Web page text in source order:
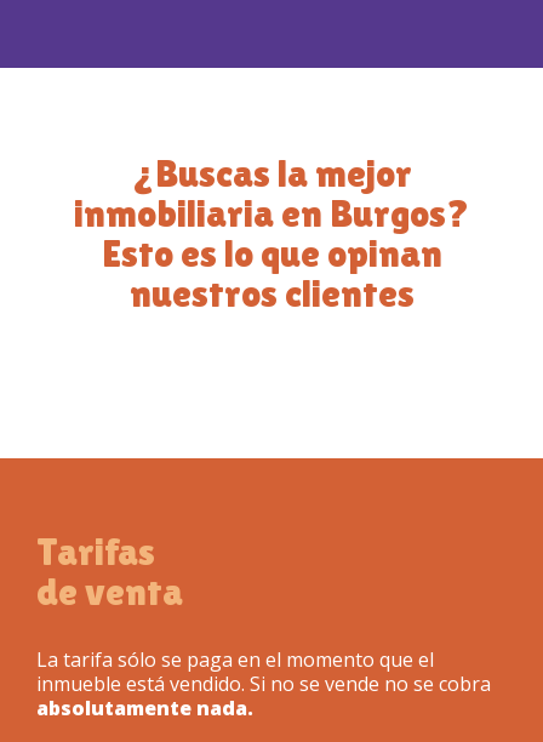
¿Buscas la mejor
inmobiliaria en Burgos?
Esto es lo que opinan
nuestros clientes
Tarifas
de venta
La tarifa sólo se paga en el momento que el
inmueble está vendido. Si no se vende no se cobra
absolutamente nada.